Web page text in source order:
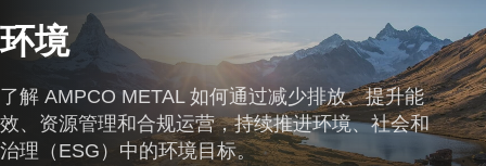
环境
了解 AMPCO METAL 如何通过减少排放、提升能
效、资源管理和合规运营，持续推进环境、社会和
治理（ESG）中的环境目标。